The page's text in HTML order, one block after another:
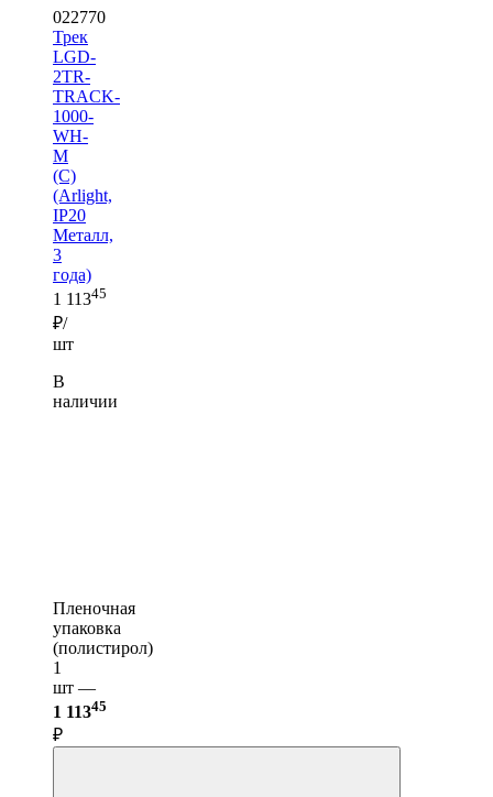
022770
Трек
LGD-
2TR-
TRACK-
1000-
WH-
M
(C)
(Arlight,
IP20
Металл,
3
года)
1 11345
₽/
шт
В
наличии
Пленочная
упаковка
(полистирол)
1
шт —
1 11345
₽